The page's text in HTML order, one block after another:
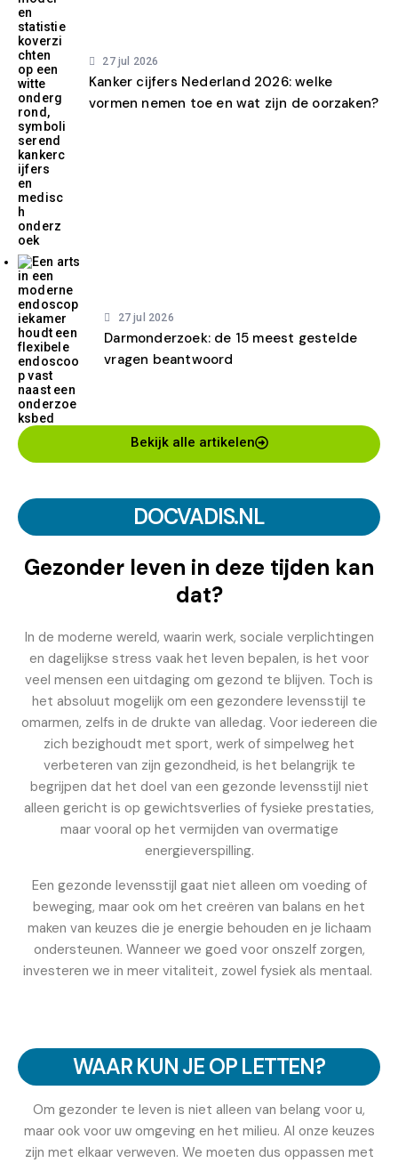
27 jul 2026
Kanker cijfers Nederland 2026: welke
vormen nemen toe en wat zijn de oorzaken?
27 jul 2026
Darmonderzoek: de 15 meest gestelde
vragen beantwoord
Bekijk alle artikelen
DOCVADIS.NL
Gezonder leven in deze tijden kan
dat?
In de moderne wereld, waarin werk, sociale verplichtingen
en dagelijkse stress vaak het leven bepalen, is het voor
veel mensen een uitdaging om gezond te blijven. Toch is
het absoluut mogelijk om een gezondere levensstijl te
omarmen, zelfs in de drukte van alledag. Voor iedereen die
zich bezighoudt met sport, werk of simpelweg het
verbeteren van zijn gezondheid, is het belangrijk te
begrijpen dat het doel van een gezonde levensstijl niet
alleen gericht is op gewichtsverlies of fysieke prestaties,
maar vooral op het vermijden van overmatige
energieverspilling.
Een gezonde levensstijl gaat niet alleen om voeding of
beweging, maar ook om het creëren van balans en het
maken van keuzes die je energie behouden en je lichaam
ondersteunen. Wanneer we goed voor onszelf zorgen,
investeren we in meer vitaliteit, zowel fysiek als mentaal.
WAAR KUN JE OP LETTEN?
Om gezonder te leven is niet alleen van belang voor u,
maar ook voor uw omgeving en het milieu. Al onze keuzes
zijn met elkaar verweven. We moeten dus oppassen met